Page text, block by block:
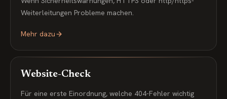
Weiterleitungen Probleme machen.
Mehr dazu
Website-Check
Für eine erste Einordnung, welche 404-Fehler wichtig